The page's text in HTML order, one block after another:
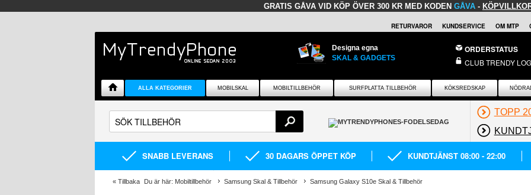
GRATIS GÅVA VID KÖP ÖVER 300 KR MED KODEN GÅVA -
RETURVAROR KUNDSERVICE OM MTP
Designa egna
SKAL & GADGETS
ORDERSTATUS
CLUB TRENDY
ALLA KATEGORIER MOBILSKAL MOBILTILLBEHÖR SURFPLATTA TILLBEHÖR KÖKSREDSKAP
TOPP
SNABB LEVERANS 30 DAGARS ÖPPET KÖP KUNDTJÄNST 08:00 - 22:00
« Tillbaka Du är här: Mobiltillbehör Samsung Skal & Tillbehör Samsung Galaxy S10e Skal & Tillbehör